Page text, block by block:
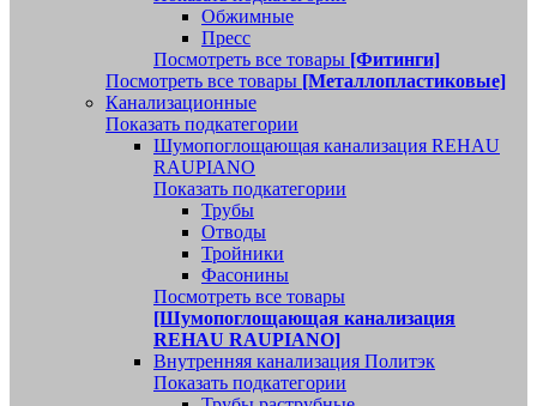
Обжимные
Пресс
Посмотреть все товары [Фитинги]
Посмотреть все товары [Металлопластиковые]
Канализационные
Показать подкатегории
Шумопоглощающая канализация REHAU
RAUPIANO
Показать подкатегории
Трубы
Отводы
Тройники
Фасонины
Посмотреть все товары
[Шумопоглощающая канализация
REHAU RAUPIANO]
Внутренняя канализация Политэк
Показать подкатегории